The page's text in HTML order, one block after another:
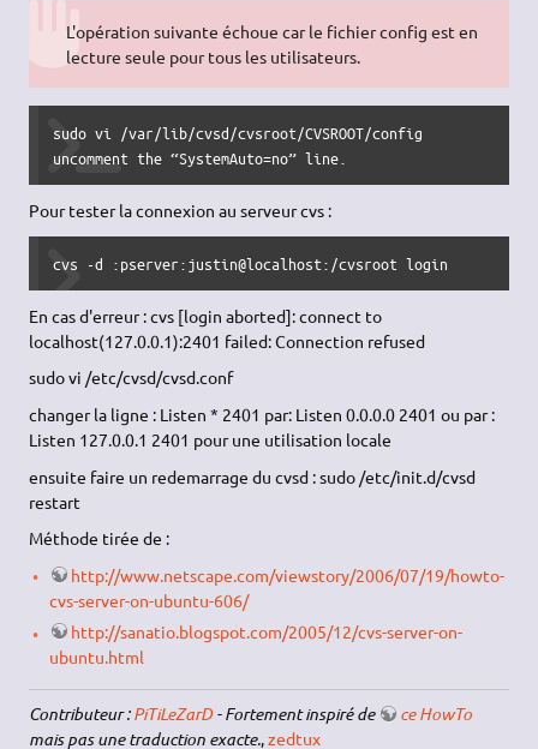
L'opération suivante échoue car le fichier config est en
lecture seule pour tous les utilisateurs.
sudo vi /var/lib/cvsd/cvsroot/CVSROOT/config
uncomment the “SystemAuto=no” line.
Pour tester la connexion au serveur cvs :
cvs -d :pserver:justin@localhost:/cvsroot login
En cas d'erreur : cvs [login aborted]: connect to
localhost(127.0.0.1):2401 failed: Connection refused
sudo vi /etc/cvsd/cvsd.conf
changer la ligne : Listen * 2401 par: Listen 0.0.0.0 2401 ou par :
Listen 127.0.0.1 2401 pour une utilisation locale
ensuite faire un redemarrage du cvsd : sudo /etc/init.d/cvsd
restart
Méthode tirée de :
http://www.netscape.com/viewstory/2006/07/19/howto-
cvs-server-on-ubuntu-606/
http://sanatio.blogspot.com/2005/12/cvs-server-on-
ubuntu.html
Contributeur :PiTiLeZarD- Fortement inspiré de
ce HowTo
mais pas une traduction exacte.,zedtux